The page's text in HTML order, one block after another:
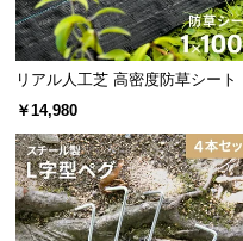
リアル人工芝 高密度防草シート
100m
￥14,980